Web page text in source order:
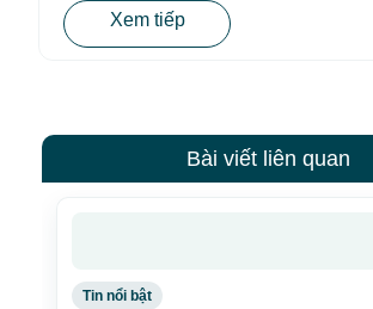
Xem tiếp
Bài viết liên quan
Tin nổi bật